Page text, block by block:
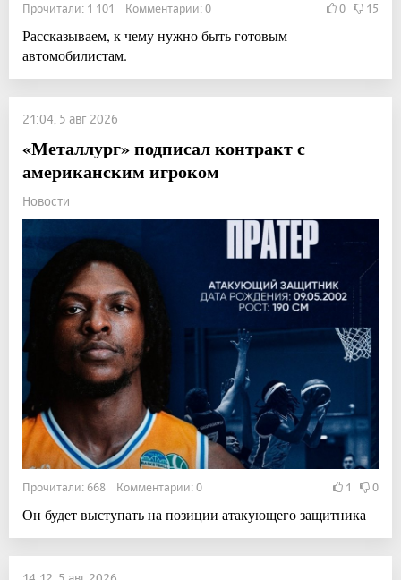
Прочитали: 1 101 Комментарии: 0 0 15
Рассказываем, к чему нужно быть готовым
автомобилистам.
21:04, 5 авг 2026
«Металлург» подписал контракт с
американским игроком
Новости
Прочитали: 668 Комментарии: 0 1 0
Он будет выступать на позиции атакующего защитника